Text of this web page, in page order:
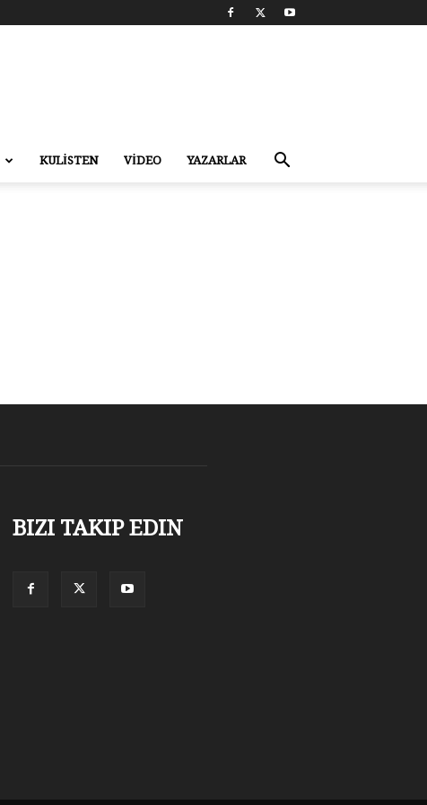
KULİSTEN VİDEO YAZARLAR
BIZI TAKIP EDIN